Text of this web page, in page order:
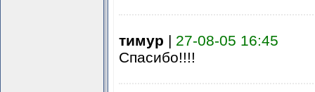
тимур | 27-08-05 16:45
Спасибо!!!!